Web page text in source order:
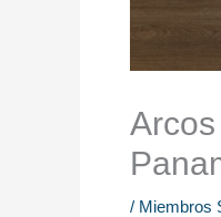
/ Miembros